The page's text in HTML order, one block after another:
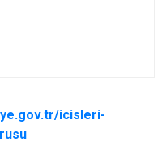
icisleri-